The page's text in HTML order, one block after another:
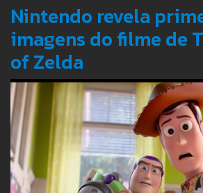
Nintendo revela
imagens do filme de
of Zelda